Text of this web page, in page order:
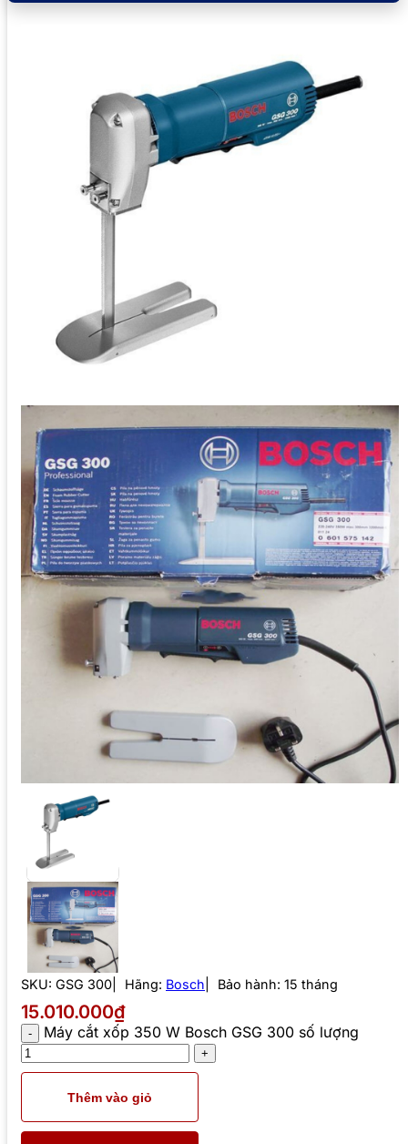
SKU: GSG 300 Hãng: Bosch Bảo hành: 15 tháng
15.010.000₫
Máy cắt xốp 350 W Bosch GSG 300 số lượng
Thêm vào giỏ